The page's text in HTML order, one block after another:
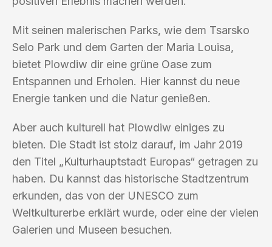
Mit seinen malerischen Parks, wie dem Tsarsko
Selo Park und dem Garten der Maria Louisa,
bietet Plowdiw dir eine grüne Oase zum
Entspannen und Erholen. Hier kannst du neue
Energie tanken und die Natur genießen.
Aber auch kulturell hat Plowdiw einiges zu
bieten. Die Stadt ist stolz darauf, im Jahr 2019
den Titel „Kulturhauptstadt Europas“ getragen zu
haben. Du kannst das historische Stadtzentrum
erkunden, das von der UNESCO zum
Weltkulturerbe erklärt wurde, oder eine der vielen
Galerien und Museen besuchen.